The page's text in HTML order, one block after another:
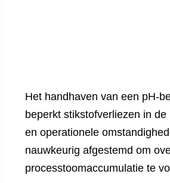
Het handhaven van een pH-
beperkt stikstofverliezen in de
en operationele
nauwkeurig afgestemd om
processtoomaccumulatie te